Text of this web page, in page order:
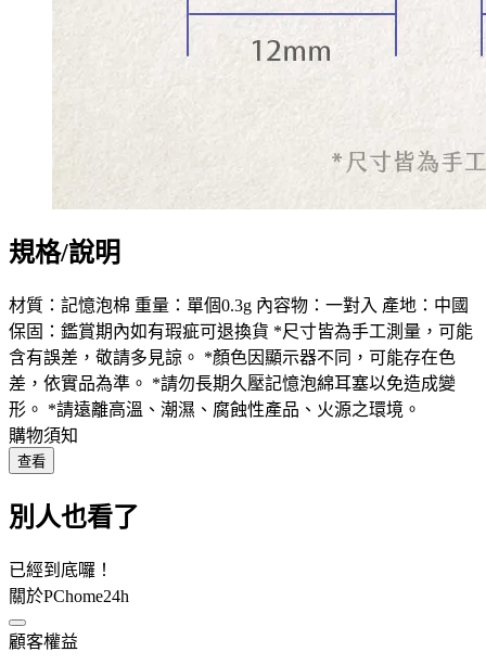
規格/說明
材質：記憶泡棉 重量：單個0.3g 內容物：一對入 產地：中國
保固：鑑賞期內如有瑕疵可退換貨 *尺寸皆為手工測量，可能
含有誤差，敬請多見諒。 *顏色因顯示器不同，可能存在色
差，依實品為準。 *請勿長期久壓記憶泡綿耳塞以免造成變
形。 *請遠離高溫、潮濕、腐蝕性產品、火源之環境。
購物須知
查看
別人也看了
已經到底囉！
關於PChome24h
顧客權益